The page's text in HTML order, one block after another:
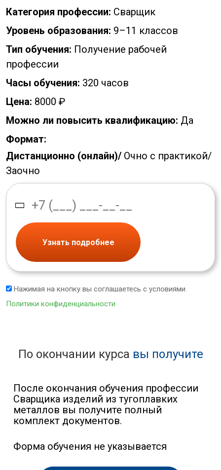
Категория профессии: Сварщик
Уровень образования: 9–11 классов
Тип обучения: Получение рабочей
профессии
Часы обучения: 320 часов
Цена: 8000 ₽
Можно ли повысить квалификацию: Да
Формат:
Дистанционно (онлайн)/ Очно с практикой/
Заочно
Узнать подробнее
Нажимая на кнопку вы соглашаетесь с условиями
Политики конфиденциальности
По окончании курса вы получите
После окончания обучения профессии
Сварщика изделий из тугоплавких
металлов вы получите полный
комплект документов.
Форма обучения не указывается